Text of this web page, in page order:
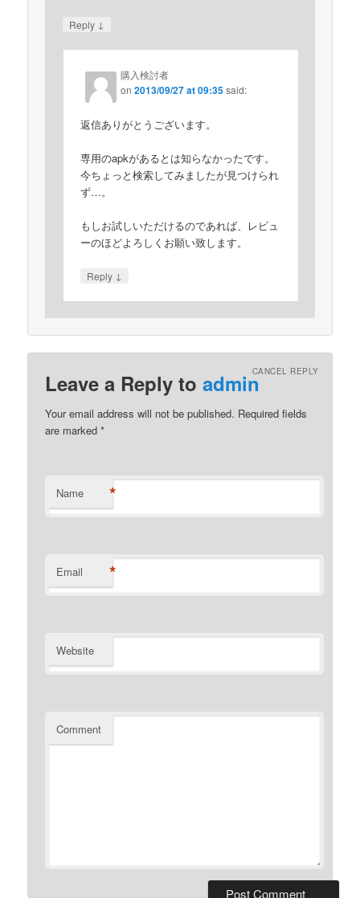
Reply ↓
購入検討者
on2013/09/27 at 09:35 said:
返信ありがとうございます。
専用のapkがあるとは知らなかったです。
今ちょっと検索してみましたが見つけられ
ず…。
もしお試しいただけるのであれば、レビュ
ーのほどよろしくお願い致します。
Reply ↓
Leave a Reply toadminCANCEL REPLY
Your email address will not be published. Required fields
are marked*
Name *
Email *
Website
Comment